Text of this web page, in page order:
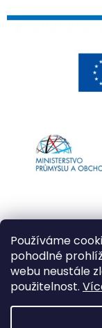
Používáme
pohodlné
webu neustále
použitelnost.